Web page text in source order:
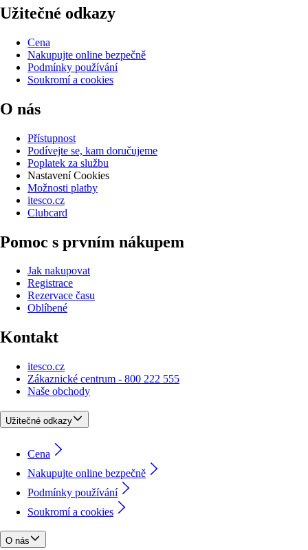
Užitečné odkazy
Cena
Nakupujte online bezpečně
Podmínky používání
Soukromí a cookies
O nás
Přístupnost
Podívejte se, kam doručujeme
Poplatek za službu
Nastavení Cookies
Možnosti platby
itesco.cz
Clubcard
Pomoc s prvním nákupem
Jak nakupovat
Registrace
Rezervace času
Oblíbené
Kontakt
itesco.cz
Zákaznické centrum - 800 222 555
Naše obchody
Užitečné odkazy
Cena
Nakupujte online bezpečně
Podmínky používání
Soukromí a cookies
O nás